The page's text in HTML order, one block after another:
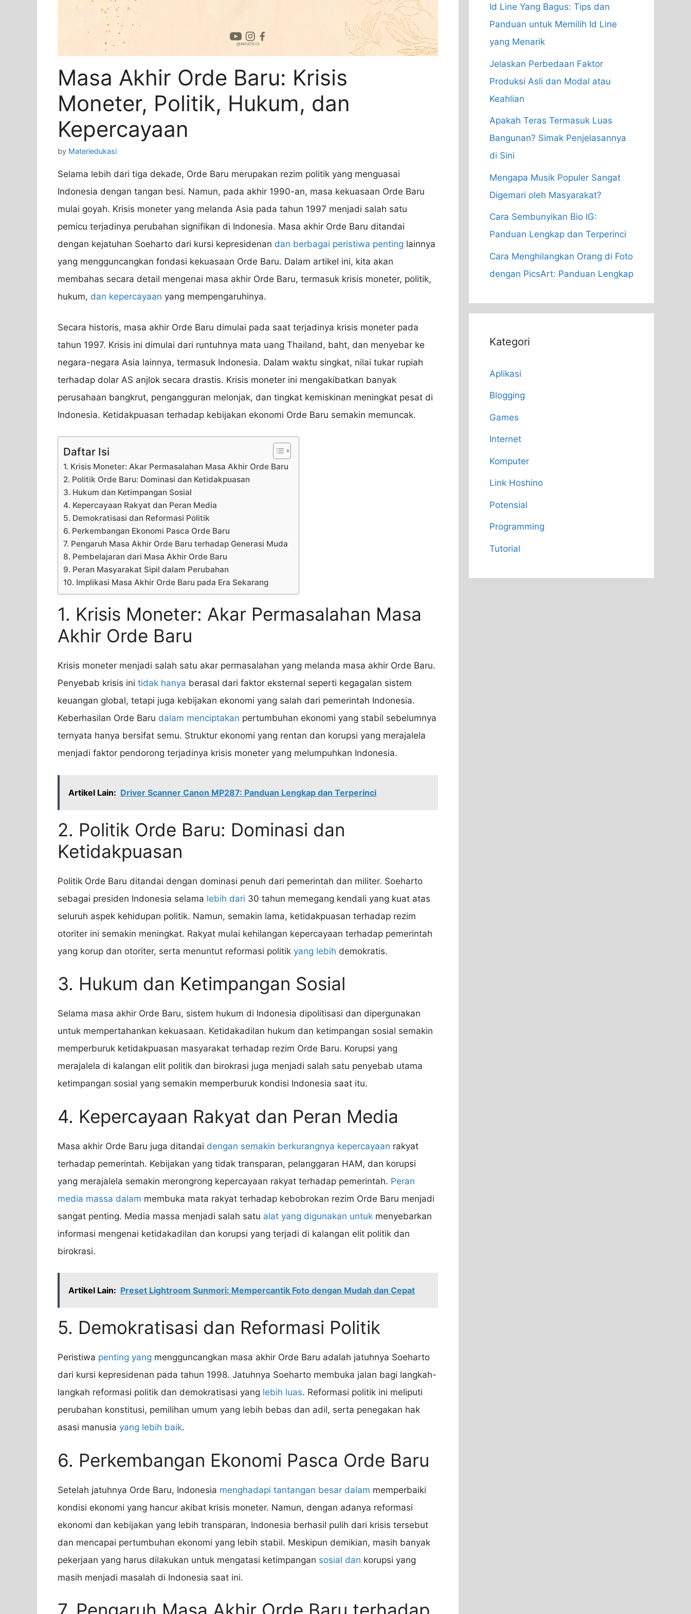
Masa Akhir Orde Baru: Krisis
Moneter, Politik, Hukum, dan
Kepercayaan
by Materiedukasi
Selama lebih dari tiga dekade, Orde Baru merupakan rezim politik yang menguasai
Indonesia dengan tangan besi. Namun, pada akhir 1990-an, masa kekuasaan Orde Baru
mulai goyah. Krisis moneter yang melanda Asia pada tahun 1997 menjadi salah satu
pemicu terjadinya perubahan signifikan di Indonesia. Masa akhir Orde Baru ditandai
dengan kejatuhan Soeharto dari kursi kepresidenan dan berbagai peristiwa penting lainnya
yang mengguncangkan fondasi kekuasaan Orde Baru. Dalam artikel ini, kita akan
membahas secara detail mengenai masa akhir Orde Baru, termasuk krisis moneter, politik,
hukum, dan kepercayaan yang mempengaruhinya.
Secara historis, masa akhir Orde Baru dimulai pada saat terjadinya krisis moneter pada
tahun 1997. Krisis ini dimulai dari runtuhnya mata uang Thailand, baht, dan menyebar ke
negara-negara Asia lainnya, termasuk Indonesia. Dalam waktu singkat, nilai tukar rupiah
terhadap dolar AS anjlok secara drastis. Krisis moneter ini mengakibatkan banyak
perusahaan bangkrut, pengangguran melonjak, dan tingkat kemiskinan meningkat pesat di
Indonesia. Ketidakpuasan terhadap kebijakan ekonomi Orde Baru semakin memuncak.
Daftar Isi
1. Krisis Moneter: Akar Permasalahan Masa Akhir Orde Baru
2. Politik Orde Baru: Dominasi dan Ketidakpuasan
3. Hukum dan Ketimpangan Sosial
4. Kepercayaan Rakyat dan Peran Media
5. Demokratisasi dan Reformasi Politik
6. Perkembangan Ekonomi Pasca Orde Baru
7. Pengaruh Masa Akhir Orde Baru terhadap Generasi Muda
8. Pembelajaran dari Masa Akhir Orde Baru
9. Peran Masyarakat Sipil dalam Perubahan
10. Implikasi Masa Akhir Orde Baru pada Era Sekarang
1. Krisis Moneter: Akar Permasalahan Masa
Akhir Orde Baru
Krisis moneter menjadi salah satu akar permasalahan yang melanda masa akhir Orde Baru.
Penyebab krisis ini tidak hanya berasal dari faktor eksternal seperti kegagalan sistem
keuangan global, tetapi juga kebijakan ekonomi yang salah dari pemerintah Indonesia.
Keberhasilan Orde Baru dalam menciptakan pertumbuhan ekonomi yang stabil sebelumnya
ternyata hanya bersifat semu. Struktur ekonomi yang rentan dan korupsi yang merajalela
menjadi faktor pendorong terjadinya krisis moneter yang melumpuhkan Indonesia.
Artikel Lain: Driver Scanner Canon MP287: Panduan Lengkap dan Terperinci
2. Politik Orde Baru: Dominasi dan
Ketidakpuasan
Politik Orde Baru ditandai dengan dominasi penuh dari pemerintah dan militer. Soeharto
sebagai presiden Indonesia selama lebih dari 30 tahun memegang kendali yang kuat atas
seluruh aspek kehidupan politik. Namun, semakin lama, ketidakpuasan terhadap rezim
otoriter ini semakin meningkat. Rakyat mulai kehilangan kepercayaan terhadap pemerintah
yang korup dan otoriter, serta menuntut reformasi politik yang lebih demokratis.
3. Hukum dan Ketimpangan Sosial
Selama masa akhir Orde Baru, sistem hukum di Indonesia dipolitisasi dan dipergunakan
untuk mempertahankan kekuasaan. Ketidakadilan hukum dan ketimpangan sosial semakin
memperburuk ketidakpuasan masyarakat terhadap rezim Orde Baru. Korupsi yang
merajalela di kalangan elit politik dan birokrasi juga menjadi salah satu penyebab utama
ketimpangan sosial yang semakin memperburuk kondisi Indonesia saat itu.
4. Kepercayaan Rakyat dan Peran Media
Masa akhir Orde Baru juga ditandai dengan semakin berkurangnya kepercayaan rakyat
terhadap pemerintah. Kebijakan yang tidak transparan, pelanggaran HAM, dan korupsi
yang merajalela semakin merongrong kepercayaan rakyat terhadap pemerintah. Peran
media massa dalam membuka mata rakyat terhadap kebobrokan rezim Orde Baru menjadi
sangat penting. Media massa menjadi salah satu alat yang digunakan untuk menyebarkan
informasi mengenai ketidakadilan dan korupsi yang terjadi di kalangan elit politik dan
birokrasi.
Artikel Lain: Preset Lightroom Sunmori: Mempercantik Foto dengan Mudah dan Cepat
5. Demokratisasi dan Reformasi Politik
Peristiwa penting yang mengguncangkan masa akhir Orde Baru adalah jatuhnya Soeharto
dari kursi kepresidenan pada tahun 1998. Jatuhnya Soeharto membuka jalan bagi langkah-
langkah reformasi politik dan demokratisasi yang lebih luas. Reformasi politik ini meliputi
perubahan konstitusi, pemilihan umum yang lebih bebas dan adil, serta penegakan hak
asasi manusia yang lebih baik.
6. Perkembangan Ekonomi Pasca Orde Baru
Setelah jatuhnya Orde Baru, Indonesia menghadapi tantangan besar dalam memperbaiki
kondisi ekonomi yang hancur akibat krisis moneter. Namun, dengan adanya reformasi
ekonomi dan kebijakan yang lebih transparan, Indonesia berhasil pulih dari krisis tersebut
dan mencapai pertumbuhan ekonomi yang lebih stabil. Meskipun demikian, masih banyak
pekerjaan yang harus dilakukan untuk mengatasi ketimpangan sosial dan korupsi yang
masih menjadi masalah di Indonesia saat ini.
Id Line Yang Bagus: Tips dan
Panduan untuk Memilih Id Line
yang Menarik
Jelaskan Perbedaan Faktor
Produksi Asli dan Modal atau
Keahlian
Apakah Teras Termasuk Luas
Bangunan? Simak Penjelasannya
di Sini
Mengapa Musik Populer Sangat
Digemari oleh Masyarakat?
Cara Sembunyikan Bio IG:
Panduan Lengkap dan Terperinci
Cara Menghilangkan Orang di Foto
dengan PicsArt: Panduan Lengkap
Kategori
Aplikasi
Blogging
Games
Internet
Komputer
Link Hoshino
Potensial
Programming
Tutorial